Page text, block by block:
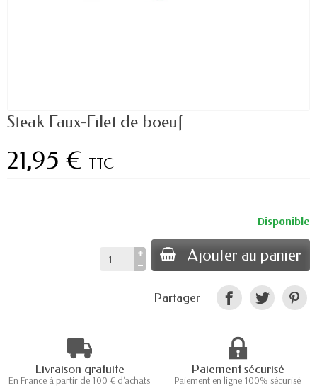
Steak Faux-Filet de boeuf
21,95 € TTC
Disponible
Ajouter au panier
Partager
Livraison gratuite
En France à partir de 100 € d'achats
Paiement sécurisé
Paiement en ligne 100% sécurisé